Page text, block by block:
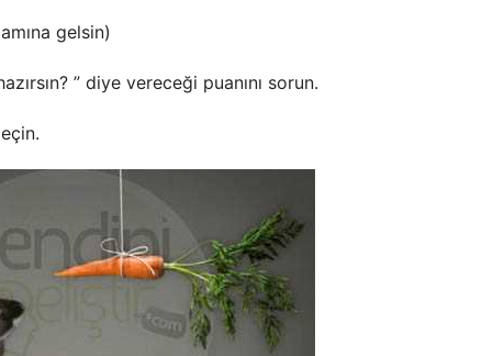
gelsin)
” diye vereceği puanını sorun.